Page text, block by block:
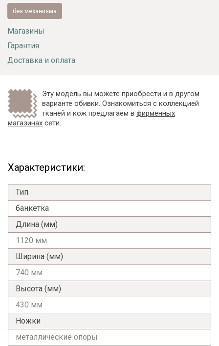
Я ознакомлен с
без механизма
Магазины
Гарантия
Доставка и оплата
Эту модель вы можете приобрести и в другом
варианте обивки. Ознакомиться с коллекцией
тканей и кож предлагаем в фирменных
магазинах сети.
Характеристики:
Тип
банкетка
Длина (мм)
1120 мм
Ширина (мм)
740 мм
Высота (мм)
430 мм
Ножки
металлические опоры